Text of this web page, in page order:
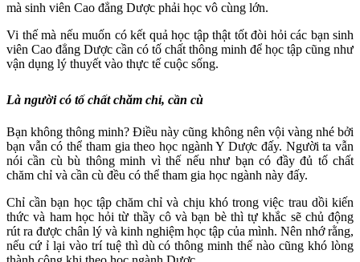
mà sinh viên Cao đẳng Dược phải học vô cùng lớn.
Vi thế mà nếu muốn có kết quả học tập thật tốt đòi hỏi các bạn sinh
viên Cao đẳng Dược cần có tố chất thông minh để học tập cũng như
vận dụng lý thuyết vào thực tế cuộc sống.
Là người có tố chất chăm chỉ, cần cù
Bạn không thông minh? Điều này cũng không nên vội vàng nhé bởi
bạn vẫn có thể tham gia theo học ngành Y Dược đấy. Người ta vẫn
nói cần cù bù thông minh vì thế nếu như bạn có đầy đủ tố chất
chăm chỉ và cần cù đều có thể tham gia học ngành này đấy.
Chỉ cần bạn học tập chăm chỉ và chịu khó trong việc trau dồi kiến
thức và ham học hỏi từ thầy cô và bạn bè thì tự khắc sẽ chủ động
rút ra được chân lý và kinh nghiệm học tập của mình. Nên nhớ rằng,
nếu cứ ỉ lại vào trí tuệ thì dù có thông minh thế nào cũng khó lòng